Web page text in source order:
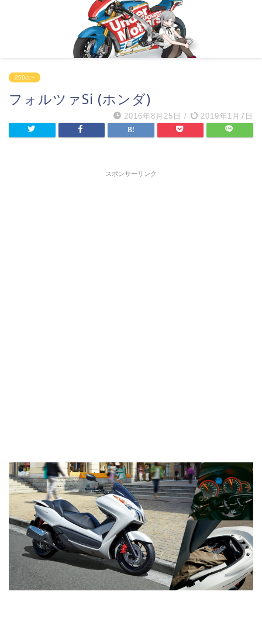
250cc~
フォルツァSi (ホンダ)
2016年8月25日 / 2019年1月7日
スポンサーリンク